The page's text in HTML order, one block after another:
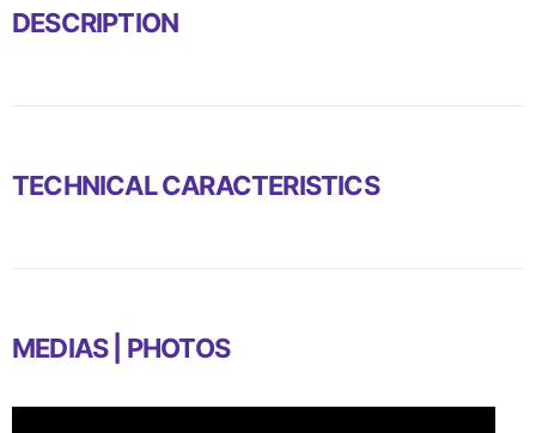
DESCRIPTION
TECHNICAL CARACTERISTICS
MEDIAS | PHOTOS